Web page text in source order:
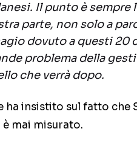
Il punto è
parte, non solo a
dovuto a questi 20
problema della
che verrà dopo.
ha insistito sul fatto che
mai misurato.